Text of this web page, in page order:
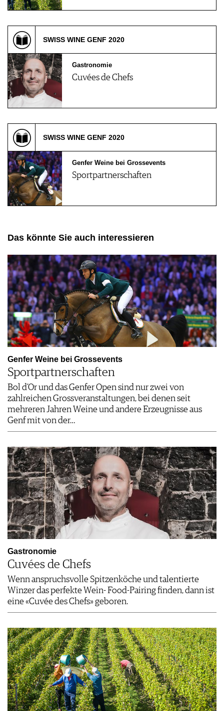
SWISS WINE GENF 2020
Gastronomie
Cuvées de Chefs
SWISS WINE GENF 2020
Genfer Weine bei Grossevents
Sportpartnerschaften
Das könnte Sie auch interessieren
Genfer Weine bei Grossevents
Sportpartnerschaften
Bol d’Or und das Genfer Open sind nur zwei von
zahlreichen Grossveranstaltungen, bei denen seit
mehreren Jahren Weine und andere Erzeugnisse aus
Genf mit von der…
Gastronomie
Cuvées de Chefs
Wenn anspruchsvolle Spitzenköche und talentierte
Winzer das perfekte Wein- Food-Pairing finden, dann ist
eine «Cuvée des Chefs» geboren.